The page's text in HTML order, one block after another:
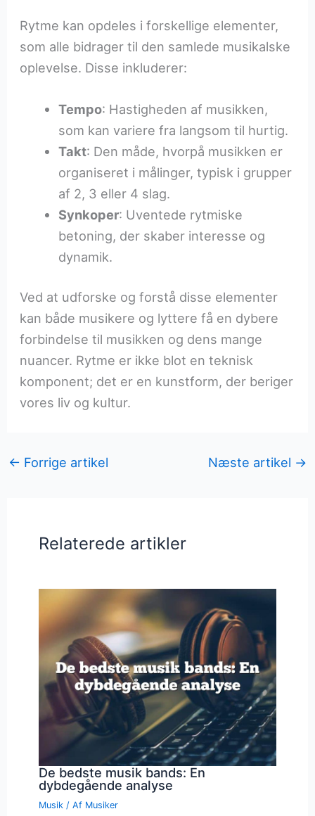
Rytme kan opdeles i forskellige elementer,
som alle bidrager til den samlede musikalske
oplevelse. Disse inkluderer:
Tempo: Hastigheden af musikken,
som kan variere fra langsom til hurtig.
Takt: Den måde, hvorpå musikken er
organiseret i målinger, typisk i grupper
af 2, 3 eller 4 slag.
Synkoper: Uventede rytmiske
betoning, der skaber interesse og
dynamik.
Ved at udforske og forstå disse elementer
kan både musikere og lyttere få en dybere
forbindelse til musikken og dens mange
nuancer. Rytme er ikke blot en teknisk
komponent; det er en kunstform, der beriger
vores liv og kultur.
← Forrige artikel Næste artikel →
Relaterede artikler
De bedste musik bands: En
dybdegående analyse
Musik / Af Musiker